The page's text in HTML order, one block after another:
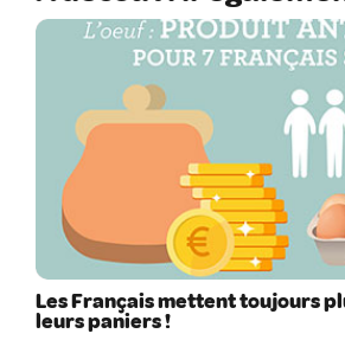
Les Français mettent toujours
leurs paniers !